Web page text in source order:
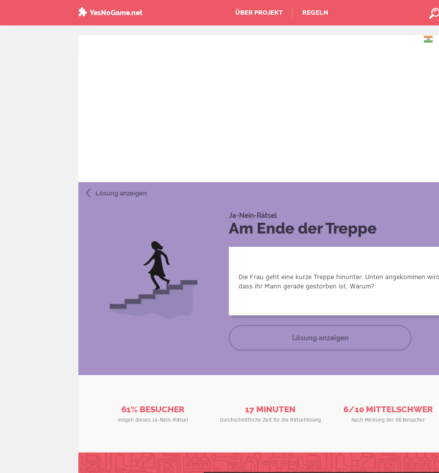
ÜBER PROJEKT REGELN
YesNoGame.net
Lösung anzeigen
Ja-Nein-Rätsel
Am Ende der Treppe
Die Frau geht eine kurze Treppe hinunter. Unten angekommen
dass ihr Mann gerade gestorben ist. Warum?
Beatmungsgerät liegt. Die Frau ist Technikerin, die
reparieren soll. Während sie die Treppe
Lösung anzeigen
61% BESUCHER
mögen dieses Ja-Nein-Rätsel
17 MINUTEN
Durchschnittliche Zeit für die Rätsellösung
6/10 MITTELSCHWER
Nach Meinung der 56 Besucher